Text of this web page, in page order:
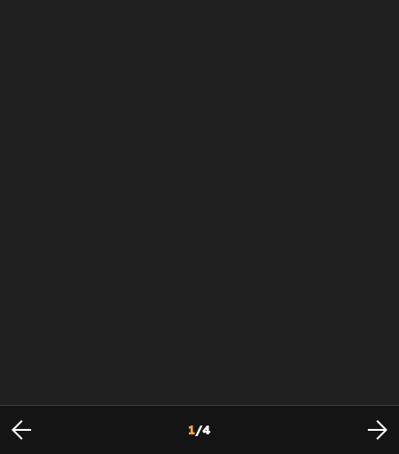
1/4